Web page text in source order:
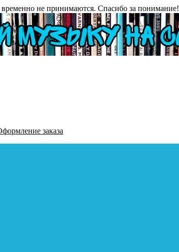
не принимаются. Спасибо за понимание!
заказа